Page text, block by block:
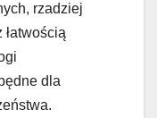
rzadziej
dla